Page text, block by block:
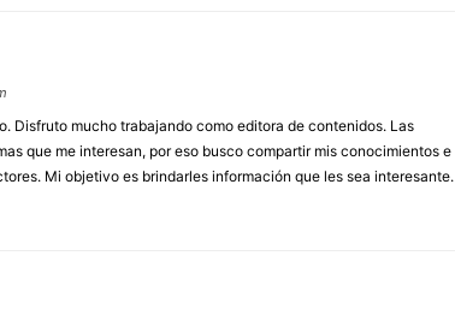
Disfruto mucho trabajando como editora de contenidos. Las
que me interesan, por eso busco compartir mis conocimientos e
Mi objetivo es brindarles información que les sea interesante.